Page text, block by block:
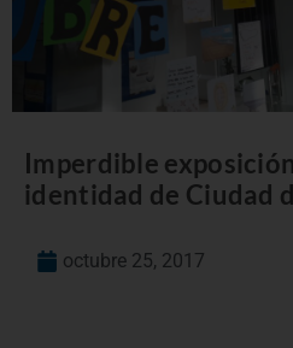
Imperdible
identidad de Ciudad
octubre 25, 2017